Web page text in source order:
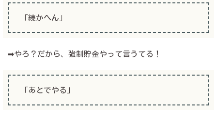
「続かへん」
➡やろ？だから、強制貯金やって言うてる！
「あとでやる」